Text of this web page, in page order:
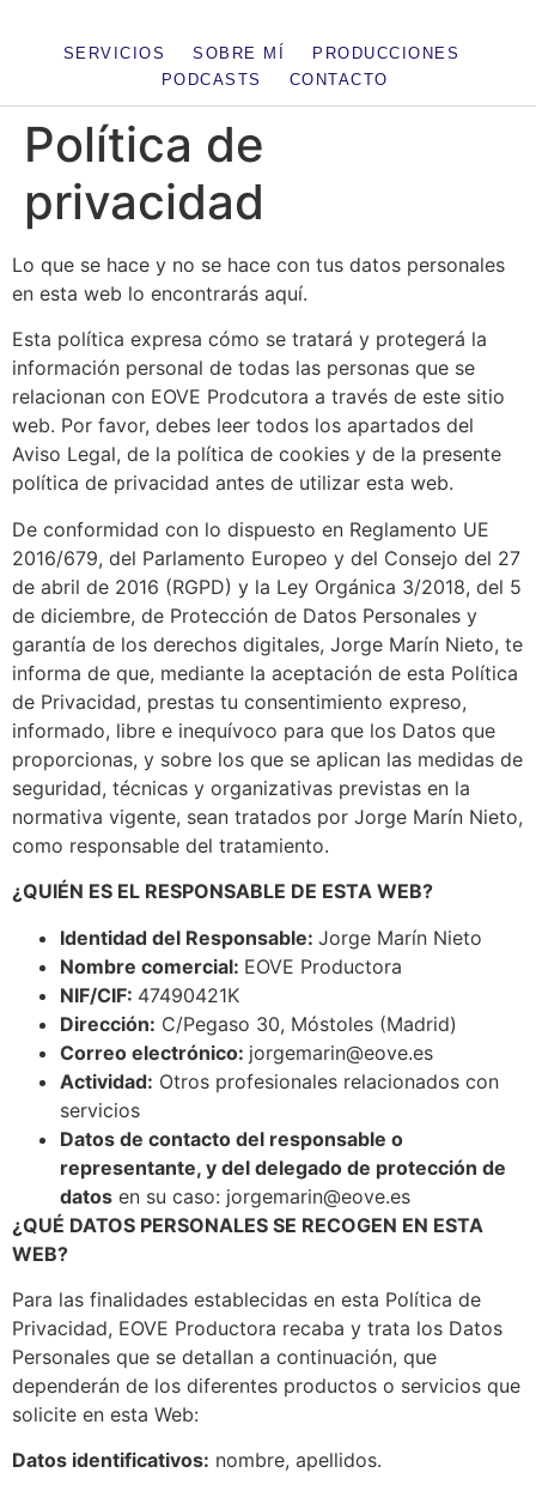
SERVICIOS SOBRE MÍ
PRODUCCIONES
PODCASTS
CONTACTO
Política de
privacidad
Lo que se hace y no se hace con tus datos personales
en esta web lo encontrarás aquí.
Esta política expresa cómo se tratará y protegerá la
información personal de todas las personas que se
relacionan con EOVE Prodcutora a través de este sitio
web. Por favor, debes leer todos los apartados del
Aviso Legal, de la política de cookies y de la presente
política de privacidad antes de utilizar esta web.
De conformidad con lo dispuesto en Reglamento UE
2016/679, del Parlamento Europeo y del Consejo del 27
de abril de 2016 (RGPD) y la Ley Orgánica 3/2018, del 5
de diciembre, de Protección de Datos Personales y
garantía de los derechos digitales, Jorge Marín Nieto, te
informa de que, mediante la aceptación de esta Política
de Privacidad, prestas tu consentimiento expreso,
informado, libre e inequívoco para que los Datos que
proporcionas, y sobre los que se aplican las medidas de
seguridad, técnicas y organizativas previstas en la
normativa vigente, sean tratados por Jorge Marín Nieto,
como responsable del tratamiento.
¿QUIÉN ES EL RESPONSABLE DE ESTA WEB?
Identidad del Responsable: Jorge Marín Nieto
Nombre comercial: EOVE Productora
NIF/CIF: 47490421K
Dirección: C/Pegaso 30, Móstoles (Madrid)
Correo electrónico: jorgemarin@eove.es
Actividad: Otros profesionales relacionados con
servicios
Datos de contacto del responsable o
representante, y del delegado de protección de
datos en su caso: jorgemarin@eove.es
¿QUÉ DATOS PERSONALES SE RECOGEN EN ESTA
WEB?
Para las finalidades establecidas en esta Política de
Privacidad, EOVE Productora recaba y trata los Datos
Personales que se detallan a continuación, que
dependerán de los diferentes productos o servicios que
solicite en esta Web:
Datos identificativos: nombre, apellidos.